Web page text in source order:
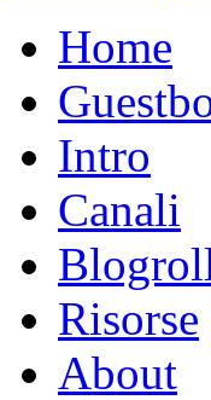
Home
Intro
Canali
Risorse
About